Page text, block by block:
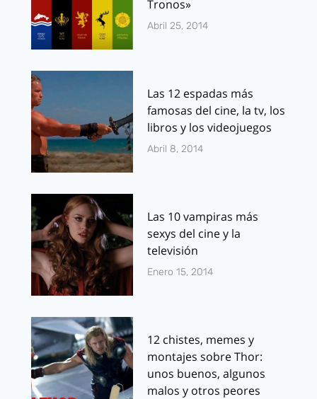
Tronos»
Abril 25, 2014
Las 12 espadas más
famosas del cine, la tv, los
libros y los videojuegos
Abril 8, 2014
Las 10 vampiras más
sexys del cine y la
televisión
Enero 15, 2014
12 chistes, memes y
montajes sobre Thor:
unos buenos, algunos
malos y otros peores